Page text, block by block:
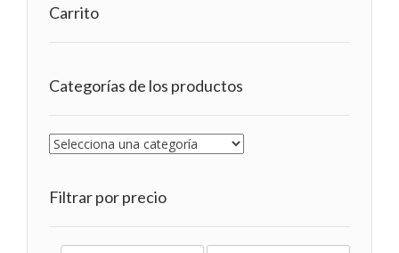
Carrito
Categorías de los productos
Filtrar por precio